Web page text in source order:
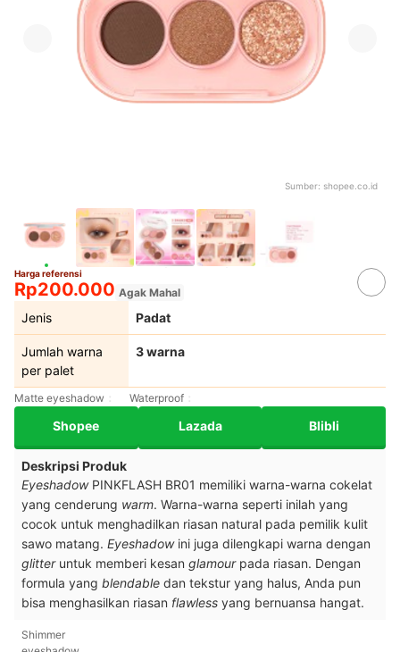
Sumber: shopee.co.id
Harga referensi
Rp200.000 Agak Mahal
Jenis Padat
Jumlah warna
per palet
3 warna
Matte eyeshadow Waterproof
Shopee Lazada Blibli
Deskripsi Produk
EyeshadowPINKFLASH BR01 memiliki warna-warna cokelat
yang cenderung warm. Warna-warna seperti inilah yang
cocok untuk menghadilkan riasan natural pada pemilik kulit
sawo matang. Eyeshadowini juga dilengkapi warna dengan
glitteruntuk memberi kesan glamourpada riasan. Dengan
formula yang blendable dan tekstur yang halus, Anda pun
bisa menghasilkan riasan flawless yang bernuansa hangat.
Shimmer